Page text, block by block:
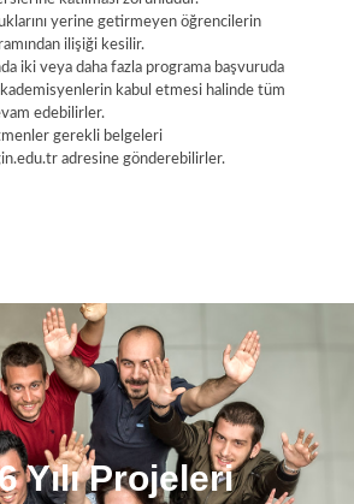
yerine getirmeyen öğrencilerin
ilişiği kesilir.
iki veya daha fazla programa başvuruda
kabul etmesi halinde tüm
edebilirler.
gerekli belgeleri
adresine gönderebilirler.
Yılı Projeleri